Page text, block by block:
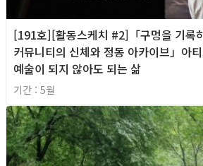
[191호][활동스케치 #2]「구멍을 기록
커뮤니티의 신체와 정동 아카이브」아
예술이 되지 않아도 되는 삶
기간 : 5월